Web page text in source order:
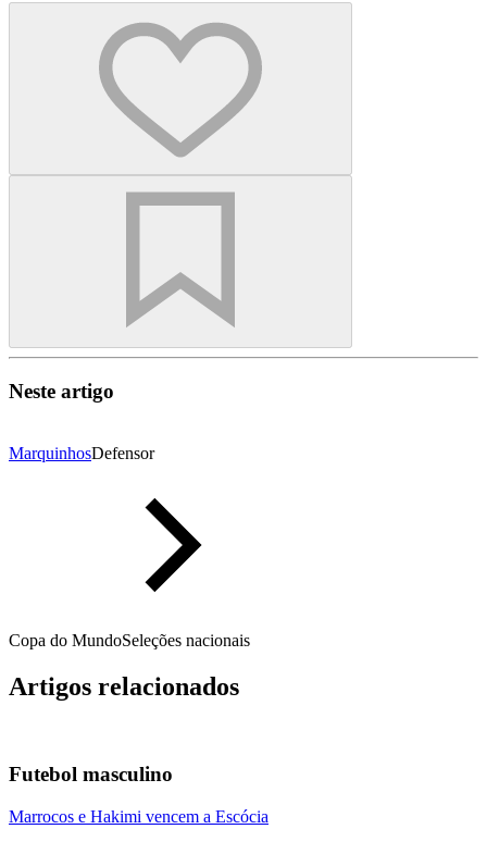
Neste artigo
MarquinhosDefensor
Copa do MundoSeleções nacionais
Artigos relacionados
Futebol masculino
Marrocos e Hakimi vencem a Escócia